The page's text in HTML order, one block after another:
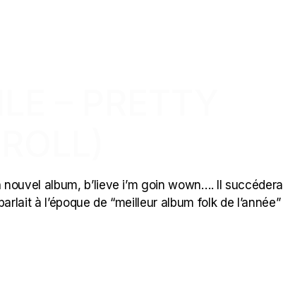
album, b’lieve i’m goin wown…. Il succédera
à l’époque de “meilleur album folk de l’année”